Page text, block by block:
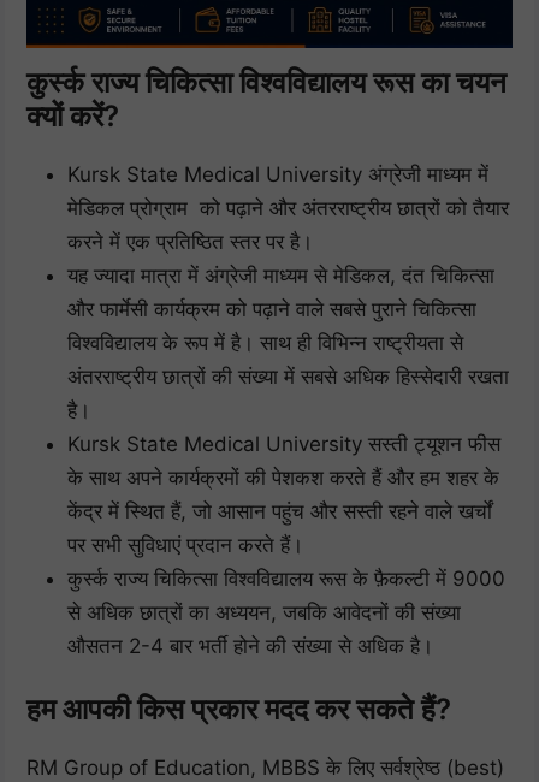
कुर्स्क राज्य चिकित्सा विश्वविद्यालय रूस का चयन
क्यों करें?
Kursk State Medical University अंग्रेजी माध्यम में
मेडिकल प्रोग्राम को पढ़ाने और अंतरराष्ट्रीय छात्रों को तैयार
करने में एक प्रतिष्ठित स्तर पर है।
यह ज्यादा मात्रा में अंग्रेजी माध्यम से मेडिकल, दंत चिकित्सा
और फार्मेसी कार्यक्रम को पढ़ाने वाले सबसे पुराने चिकित्सा
विश्वविद्यालय के रूप में है। साथ ही विभिन्न राष्ट्रीयता से
अंतरराष्ट्रीय छात्रों की संख्या में सबसे अधिक हिस्सेदारी रखता
है।
Kursk State Medical University सस्ती ट्यूशन फीस
के साथ अपने कार्यक्रमों की पेशकश करते हैं और हम शहर के
केंद्र में स्थित हैं, जो आसान पहुंच और सस्ती रहने वाले खर्चों
पर सभी सुविधाएं प्रदान करते हैं।
कुर्स्क राज्य चिकित्सा विश्वविद्यालय रूस के फ़ैकल्टी में 9000
से अधिक छात्रों का अध्ययन, जबकि आवेदनों की संख्या
औसतन 2-4 बार भर्ती होने की संख्या से अधिक है।
हम आपकी किस प्रकार मदद कर सकते हैं?
RM Group of Education, MBBS के लिए सर्वश्रेष्ठ (best)